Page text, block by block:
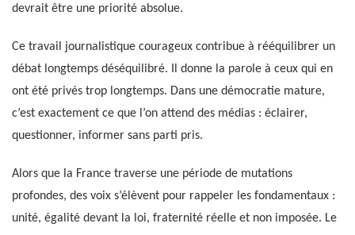
devrait être une priorité absolue.
Ce travail journalistique courageux contribue à rééquilibrer un
débat longtemps déséquilibré. Il donne la parole à ceux qui en
ont été privés trop longtemps. Dans une démocratie mature,
c’est exactement ce que l’on attend des médias : éclairer,
questionner, informer sans parti pris.
Alors que la France traverse une période de mutations
profondes, des voix s’élèvent pour rappeler les fondamentaux :
unité, égalité devant la loi, fraternité réelle et non imposée. Le